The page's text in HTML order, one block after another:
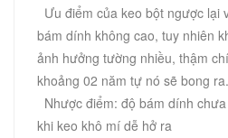
Ưu điểm của keo bột ngược lại
bám dính không cao, tuy nhiên
ảnh hưởng tường nhiều, thậm
khoảng 02 năm tự nó sẽ bong ra.
Nhược điểm: độ bám dính
khi keo khô mí dễ hở ra